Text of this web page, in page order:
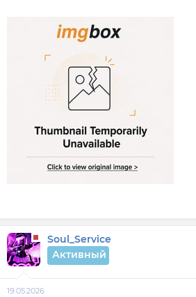
Soul_Service
Активный
19.05.2026